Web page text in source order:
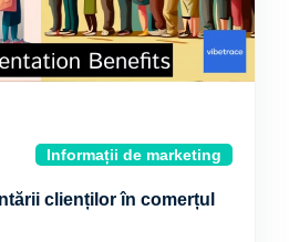
Informații de marketing
clienților în comerțul